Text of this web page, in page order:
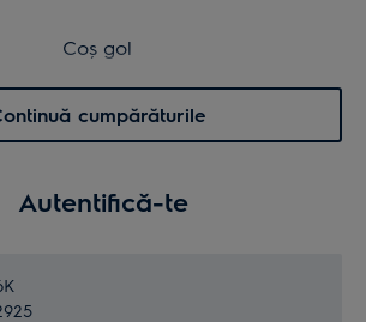
0
Coș gol
cumpărăturile
Autentifică-te